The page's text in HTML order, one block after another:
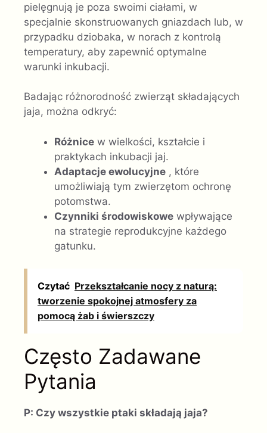
pielęgnują je poza swoimi ciałami, w
specjalnie skonstruowanych gniazdach lub, w
przypadku dziobaka, w norach z kontrolą
temperatury, aby zapewnić optymalne
warunki inkubacji.
Badając różnorodność zwierząt składających
jaja, można odkryć:
Różnice w wielkości, kształcie i
praktykach inkubacji jaj.
Adaptacje ewolucyjne , które
umożliwiają tym zwierzętom ochronę
potomstwa.
Czynniki środowiskowe wpływające
na strategie reprodukcyjne każdego
gatunku.
Czytać Przekształcanie nocy z naturą:
tworzenie spokojnej atmosfery za
pomocą żab i świerszczy
Często Zadawane
Pytania
P: Czy wszystkie ptaki składają jaja?